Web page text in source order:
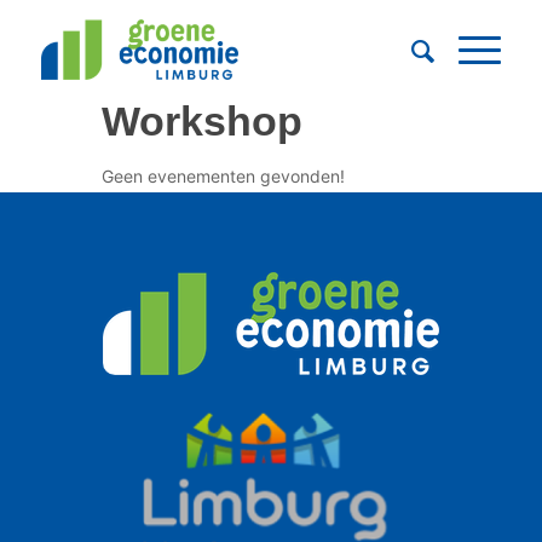
Workshop
Geen evenementen gevonden!